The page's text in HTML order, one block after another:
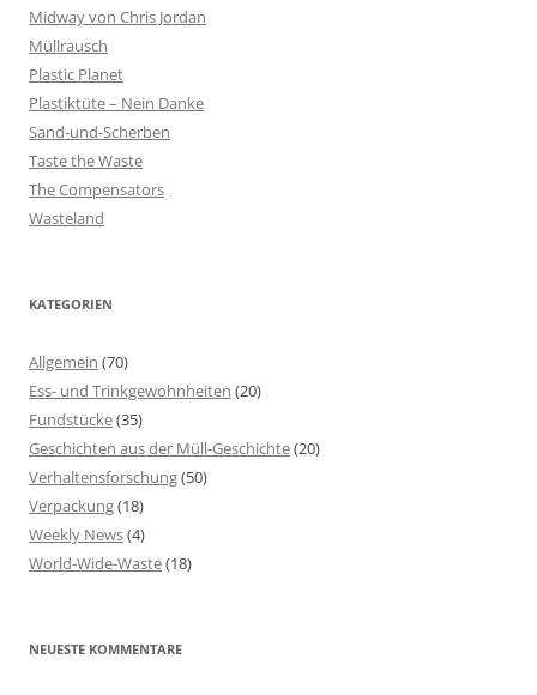
Midway von Chris Jordan
Müllrausch
Plastic Planet
Plastiktüte – Nein Danke
Sand-und-Scherben
Taste the Waste
The Compensators
Wasteland
KATEGORIEN
Allgemein (70)
Ess- und Trinkgewohnheiten (20)
Fundstücke(35)
Geschichten aus der Müll-Geschichte(20)
Verhaltensforschung(50)
Verpackung(18)
Weekly News(4)
World-Wide-Waste(18)
NEUESTE KOMMENTARE